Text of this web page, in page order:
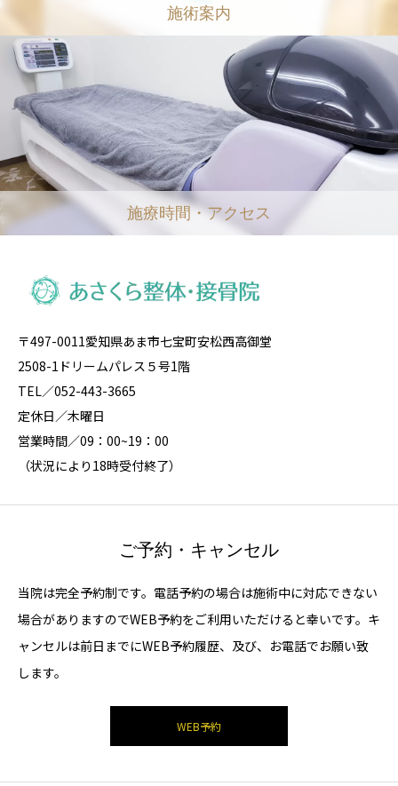
施術案内
施療時間・アクセス
〒497-0011愛知県あま市七宝町安松西高御堂
2508-1ドリームパレス５号1階
TEL／052-443-3665
定休日／木曜日
営業時間／09：00~19：00
（状況により18時受付終了）
ご予約・キャンセル
当院は完全予約制です。電話予約の場合は施術中に対応できない
場合がありますのでWEB予約をご利用いただけると幸いです。キ
ャンセルは前日までにWEB予約履歴、及び、お電話でお願い致
します。
WEB予約